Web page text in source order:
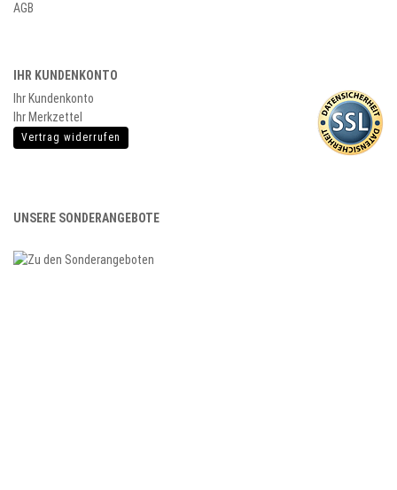
AGB
IHR KUNDENKONTO
Ihr Kundenkonto
Ihr Merkzettel
Vertrag widerrufen
UNSERE SONDERANGEBOTE